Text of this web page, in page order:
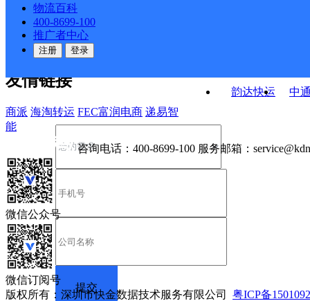
物流百科
400-8699-100
推广者中心
注册 登录
韵达快运
中
公司介绍 企业动态
合作伙伴 快递鸟接口服务协议
户隐私政策
友情链接
商派 海淘转运 FEC富润电商 递易智
能
咨询电话： 400-8699-100 服务邮箱：
微信公众号
微信订阅号
版权所有：深圳市快金数据技术服务有限公司 粤ICP备